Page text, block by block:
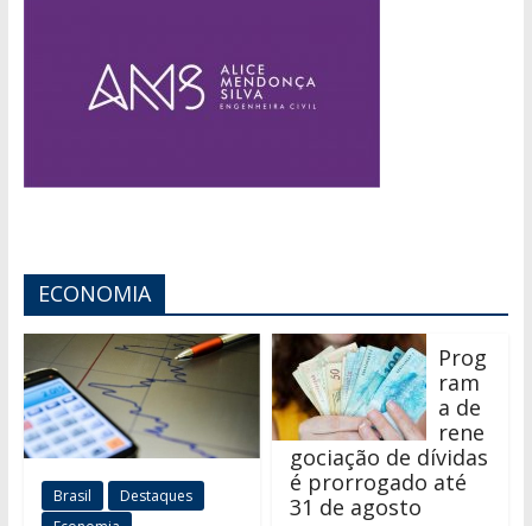
ECONOMIA
Brasil
Destaques
Prog
ram
a de
rene
gociação de dívidas
é prorrogado até
31 de agosto